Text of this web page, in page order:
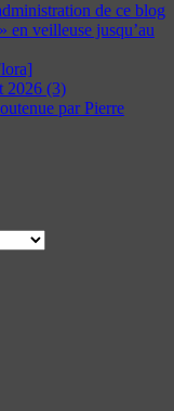
de ce blog
en veilleuse jusqu’au
2026 (3)
par Pierre